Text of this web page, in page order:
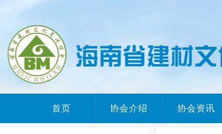
首页 协会介绍 协会资讯